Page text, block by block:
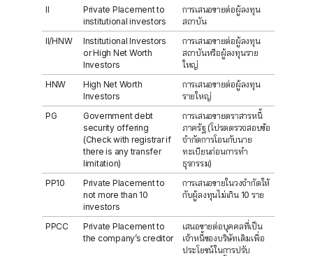
II
Private Placement to
institutional investors
การเสนอขายต่อผู้ลงทุน
สถาบัน
II/HNW
Institutional Investors
or High Net Worth
Investors
การเสนอขายต่อผู้ลงทุน
สถาบันหรือผู้ลงทุนราย
ใหญ่
HNW
High Net Worth
Investors
การเสนอขายต่อผู้ลงทุน
รายใหญ่
PG
Government debt
security offering
(Check with registrar if
there is any transfer
limitation)
การเสนอขายตราสารหนี้
ภาครัฐ (โปรดตรวจสอบข้อ
จำกัดการโอนกับนาย
ทะเบียนก่อนการทำ
ธุรกรรม)
PP10
Private Placement to
not more than 10
investors
การเสนอขายในวงจำกัดให้
กับผู้ลงทุนไม่เกิน 10 ราย
PPCC
Private Placement to
the company’s creditor
เสนอขายต่อบุคคลที่เป็น
เจ้าหนี้ของบริษัทเดิมเพื่อ
ประโยชน์ในการปรับ